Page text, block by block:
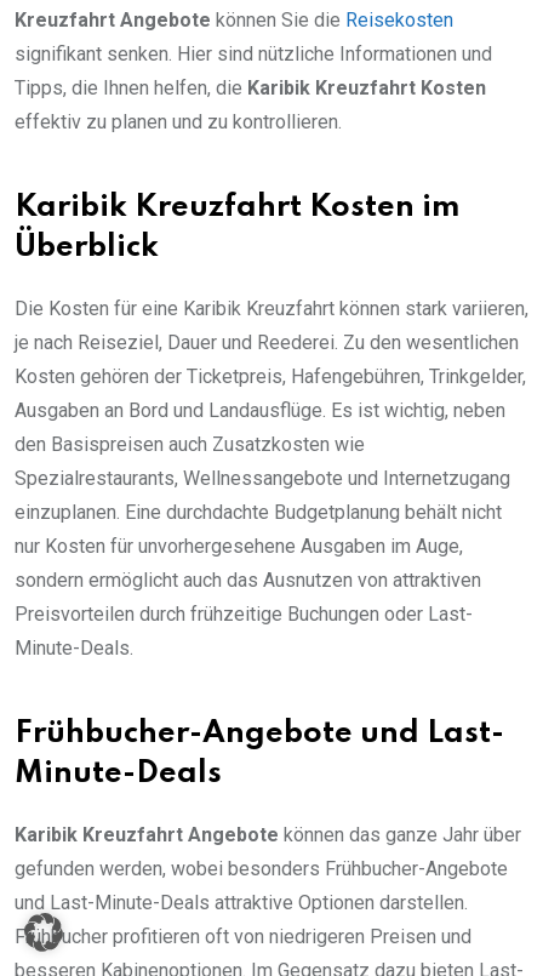
Kreuzfahrt Angebote können Sie die Reisekosten
signifikant senken. Hier sind nützliche Informationen und
Tipps, die Ihnen helfen, die Karibik Kreuzfahrt Kosten
effektiv zu planen und zu kontrollieren.
Karibik Kreuzfahrt Kosten im
Überblick
Die Kosten für eine Karibik Kreuzfahrt können stark variieren,
je nach Reiseziel, Dauer und Reederei. Zu den wesentlichen
Kosten gehören der Ticketpreis, Hafengebühren, Trinkgelder,
Ausgaben an Bord und Landausflüge. Es ist wichtig, neben
den Basispreisen auch Zusatzkosten wie
Spezialrestaurants, Wellnessangebote und Internetzugang
einzuplanen. Eine durchdachte Budgetplanung behält nicht
nur Kosten für unvorhergesehene Ausgaben im Auge,
sondern ermöglicht auch das Ausnutzen von attraktiven
Preisvorteilen durch frühzeitige Buchungen oder Last-
Minute-Deals.
Frühbucher-Angebote und Last-
Minute-Deals
Karibik Kreuzfahrt Angebote können das ganze Jahr über
gefunden werden, wobei besonders Frühbucher-Angebote
und Last-Minute-Deals attraktive Optionen darstellen.
Frühbucher profitieren oft von niedrigeren Preisen und
besseren Kabinenoptionen. Im Gegensatz dazu bieten Last-